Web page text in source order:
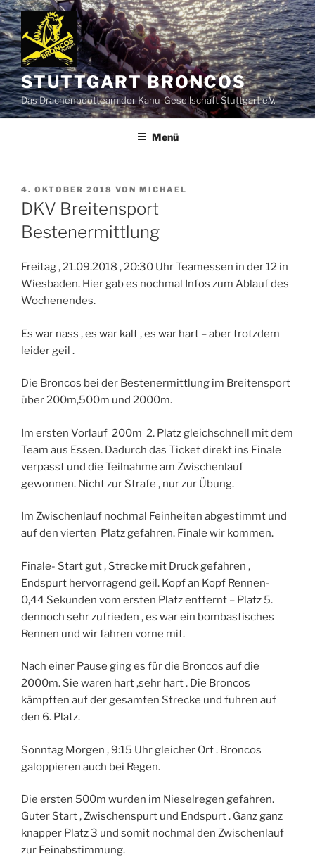
Zum
Inhalt
springen
STUTTGART BRONCOS
Das Drachenbootteam der Kanu-Gesellschaft Stuttgart e.V.
Menü
VERÖFFENTLICHT
AM
4. OKTOBER 2018 VON MICHAEL
DKV Breitensport
Bestenermittlung
Freitag , 21.09.2018 , 20:30 Uhr Teamessen in der 12 in
Wiesbaden. Hier gab es nochmal Infos zum Ablauf des
Wochenendes.
Es war nass , es war kalt , es war hart – aber trotzdem
leider geil .
Die Broncos bei der Bestenermittlung im Breitensport
über 200m,500m und 2000m.
Im ersten Vorlauf 200m 2. Platz gleichschnell mit dem
Team aus Essen. Dadurch das Ticket direkt ins Finale
verpasst und die Teilnahme am Zwischenlauf
gewonnen. Nicht zur Strafe , nur zur Übung.
Im Zwischenlauf nochmal Feinheiten abgestimmt und
auf den vierten Platz gefahren. Finale wir kommen.
Finale- Start gut , Strecke mit Druck gefahren ,
Endspurt hervorragend geil. Kopf an Kopf Rennen-
0,44 Sekunden vom ersten Platz entfernt – Platz 5.
dennoch sehr zufrieden , es war ein bombastisches
Rennen und wir fahren vorne mit.
Nach einer Pause ging es für die Broncos auf die
2000m. Sie waren hart ,sehr hart . Die Broncos
kämpften auf der gesamten Strecke und fuhren auf
den 6. Platz.
Sonntag Morgen , 9:15 Uhr gleicher Ort . Broncos
galoppieren auch bei Regen.
Die ersten 500m wurden im Nieselregen gefahren.
Guter Start , Zwischenspurt und Endspurt . Ganz ganz
knapper Platz 3 und somit nochmal den Zwischenlauf
zur Feinabstimmung.